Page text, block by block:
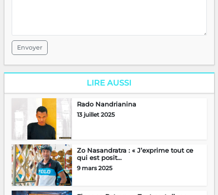
Envoyer
LIRE AUSSI
Rado Nandrianina
13 juillet 2025
Zo Nasandratra : « J’exprime tout ce
qui est posit...
9 mars 2025